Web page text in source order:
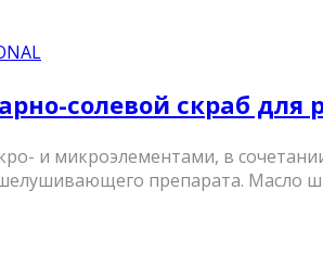
солевой скраб
и микроэлементами, в
препарата. Масло